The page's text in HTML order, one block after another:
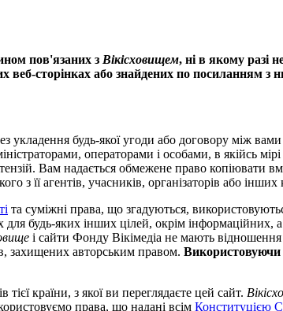
пов'язаних з Вікісховищем, ні в якому разі
веб-сторінках або знайдених по посиланням з
укладення будь-якої угоди або договору між
операторами і особами, в якійсь
Вам надається обмежене право копіювати
з її агентів, учасників, організаторів або інших
та суміжні права, що згадуються,
будь-яких інших цілей, окрім
і сайти Фонду Вікімедіа не мають
захищених авторським правом. Використовуючи
країни, з якої ви переглядаєте цей сайт.
права, що надані всім Конституцією